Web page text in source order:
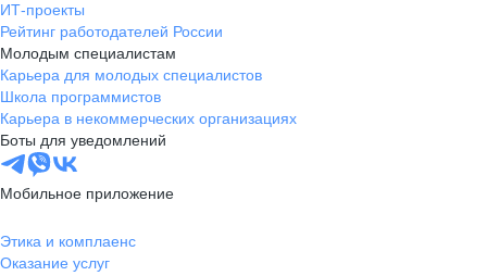
ИТ-проекты
Рейтинг работодателей России
Молодым специалистам
Карьера для молодых специалистов
Школа программистов
Карьера в некоммерческих организациях
Боты для уведомлений
Мобильное приложение
Этика и комплаенс
Оказание услуг